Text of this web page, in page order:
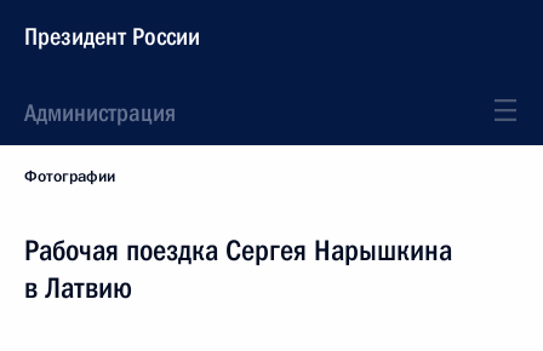
Президент России
Администрация
Фотографии
Рабочая поездка Сергея Нарышкина
в Латвию